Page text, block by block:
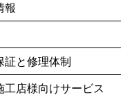
報
証と修理体制
工店様向けサービス